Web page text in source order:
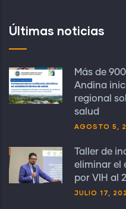
Últimas noticias
Más de
Andina
regional
salud
AGOSTO 5,
Taller de
eliminar el
por VIH al
JULIO 17,